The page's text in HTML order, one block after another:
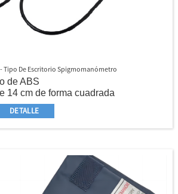
Tipo De Escritorio Spigmomanómetro
de ABS
14 cm de forma cuadrada
delantera y trasera para una fácil
disponible
con primavera
DETALLE